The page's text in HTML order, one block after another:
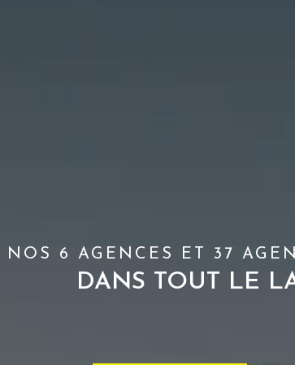
NOS 6 AGENCES ET 37
DANS TOUT LE